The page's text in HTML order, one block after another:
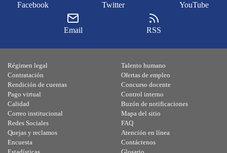
Facebook Twitter YouTube
Email RSS
Régimen legal
Contratación
Rendición de cuentas
Pago virtual
Calidad
Talento humano
Ofertas de empleo
Concurso docente
Control interno
Buzón de notificaciones
Correo institucional
Redes Sociales
Quejas y reclamos
Encuesta
Mapa del sitio
FAQ
Atención en línea
Contáctenos